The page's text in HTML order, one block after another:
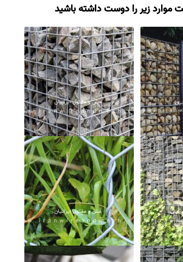
زیر را دوست داشته باشید